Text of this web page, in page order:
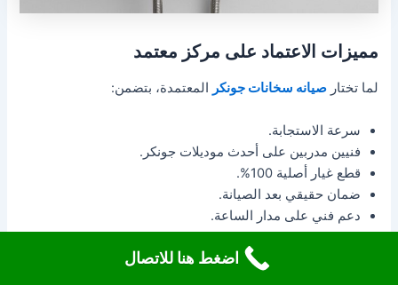
مميزات الاعتماد على مركز معتمد
لما تختارصيانه سخانات جونكر المعتمدة، بتضمن:
سرعة الاستجابة.
فنيين مدربين على أحدث موديلات جونكر.
قطع غيار أصلية 100%.
ضمان حقيقي بعد الصيانة.
دعم فني على مدار الساعة.
المراكز المعتمدة بتفرق عن الفنيين العاديين، لأنهم بيستخدموا
اضغط هنا للاتصال